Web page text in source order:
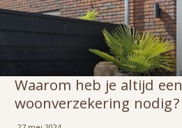
Waarom heb je altijd een
woonverzekering nodig?